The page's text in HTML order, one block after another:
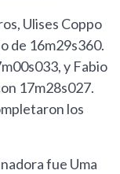
Ulises Coppo
de 16m29s360.
y Fabio
17m28s027.
los
fue Uma